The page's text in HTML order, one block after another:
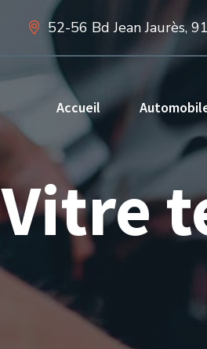
52-56 Bd Jean Jaurès,
Accueil
Vitre